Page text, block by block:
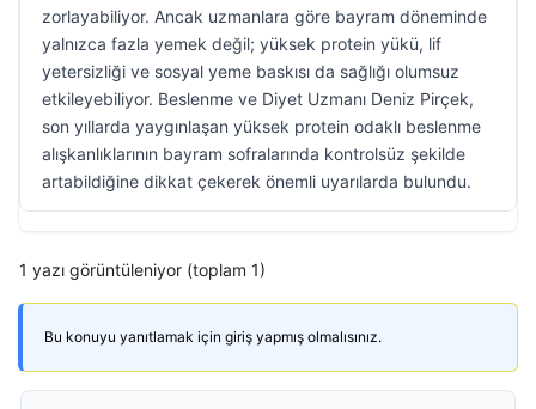
zorlayabiliyor. Ancak uzmanlara göre bayram döneminde
yalnızca fazla yemek değil; yüksek protein yükü, lif
yetersizliği ve sosyal yeme baskısı da sağlığı olumsuz
etkileyebiliyor. Beslenme ve Diyet Uzmanı Deniz Pirçek,
son yıllarda yaygınlaşan yüksek protein odaklı beslenme
alışkanlıklarının bayram sofralarında kontrolsüz şekilde
artabildiğine dikkat çekerek önemli uyarılarda bulundu.
1 yazı görüntüleniyor (toplam 1)
Bu konuyu yanıtlamak için giriş yapmış olmalısınız.